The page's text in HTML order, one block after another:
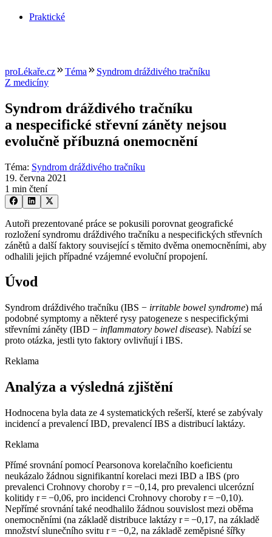
Praktické
proLékaře.cz Téma
Syndrom dráždivého tračníku
Z medicíny
Syndrom dráždivého tračníku
a nespecifické střevní záněty nejsou
evolučně příbuzná onemocnění
Téma: Syndrom dráždivého tračníku
19. června 2021
1 min čtení
Autoři prezentované práce se pokusili porovnat geografické
rozložení syndromu dráždivého tračníku a nespecifických střevních
zánětů a další faktory související s těmito dvěma onemocněními, aby
odhalili jejich případné vzájemné evoluční propojení.
Úvod
Syndrom dráždivého tračníku (IBS −⁠ irritable bowel syndrome) má
podobné symptomy a některé rysy patogeneze s nespecifickými
střevními záněty (IBD −⁠ inflammatory bowel disease). Nabízí se
proto otázka, jestli tyto faktory ovlivňují i IBS.
Reklama
Analýza a výsledná zjištění
Hodnocena byla data ze 4 systematických rešerší, které se zabývaly
incidencí a prevalencí IBD, prevalencí IBS a distribucí laktázy.
Reklama
Přímé srovnání pomocí Pearsonova korelačního koeficientu
neukázalo žádnou signifikantní korelaci mezi IBD a IBS (pro
prevalenci Crohnovy choroby r = −0,14, pro prevalenci ulcerózní
kolitidy r = −0,06, pro incidenci Crohnovy choroby r = −0,10).
Nepřímé srovnání také neodhalilo žádnou souvislost mezi oběma
onemocněními (na základě distribuce laktázy r = −0,17, na základě
množství slunečního svitu r = −0,2, na základě zeměpisné šířky